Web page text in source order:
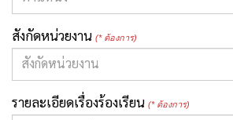
สังกัดหน่วยงาน (* ต้องการ)
รายละเอียดเรื่องร้องเรียน (* ต้องการ)